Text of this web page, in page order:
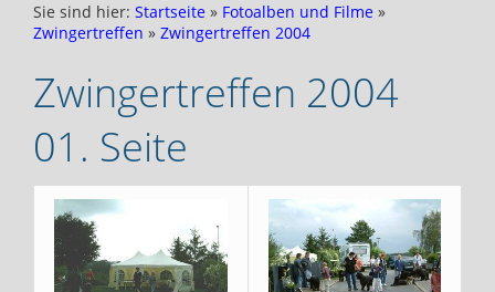
Sie sind hier: Startseite » Fotoalben und Filme »
Zwingertreffen » Zwingertreffen 2004
Zwingertreffen 2004
01. Seite